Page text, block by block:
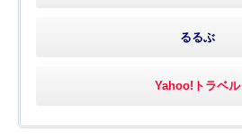
るるぶ
Yahoo!トラベル